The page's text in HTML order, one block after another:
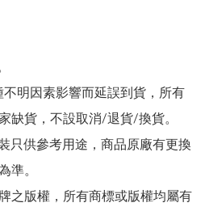
明因素影響而延誤到貨，所有
缺貨，不設取消/退貨/換貨。
只供參考用途，商品原廠有更換
準。
之版權，所有商標或版權均屬有